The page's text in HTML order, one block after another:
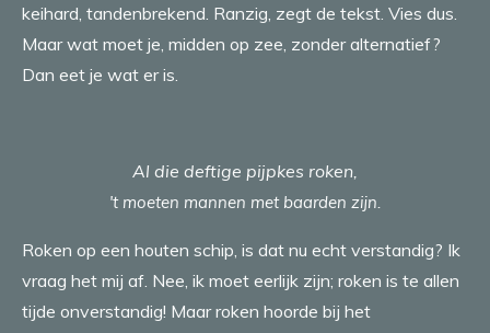
keihard, tandenbrekend. Ranzig, zegt de tekst. Vies dus.
Maar wat moet je, midden op zee, zonder alternatief?
Dan eet je wat er is.
Al die deftige pijpkes roken,
't moeten mannen met baarden zijn.
Roken op een houten schip, is dat nu echt verstandig? Ik
vraag het mij af. Nee, ik moet eerlijk zijn; roken is te allen
tijde onverstandig! Maar roken hoorde bij het